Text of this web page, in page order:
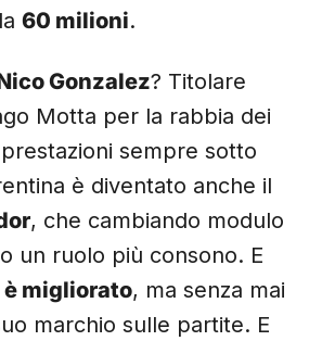
60 milioni.
Gonzalez? Titolare
Motta per la rabbia dei
sempre sotto
è diventato anche il
, che cambiando modulo
un ruolo più consono. E
è migliorato, ma senza mai
marchio sulle partite. E